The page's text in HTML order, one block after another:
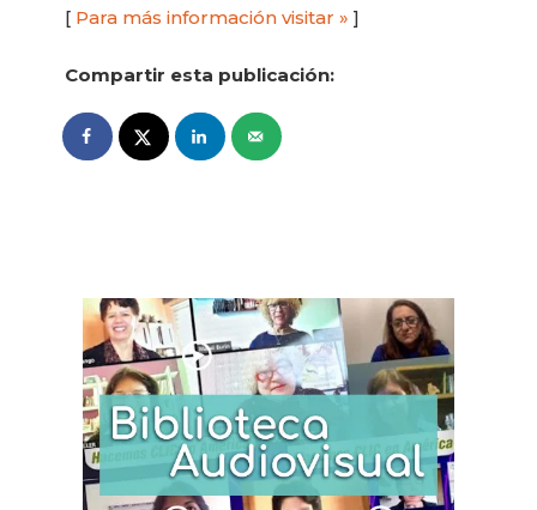
[ Para más información visitar » ]
Compartir esta publicación: